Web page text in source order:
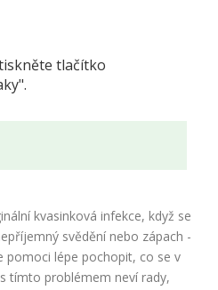
tlačítko
kvasinková infekce, když se
svědění nebo zápach -
pomoci lépe pochopit, co se v
tímto problémem neví rady,